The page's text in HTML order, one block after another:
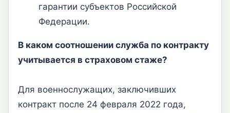
гарантии субъектов Российской
Федерации.
В каком соотношении служба по контракту
учитывается в страховом стаже?
Для военнослужащих, заключивших
контракт после 24 февраля 2022 года,